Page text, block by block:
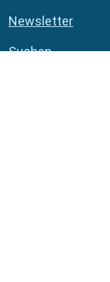
Newsletter
Suchen